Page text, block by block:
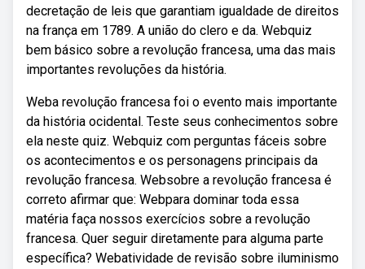
decretação de leis que garantiam igualdade de direitos
na frança em 1789. A união do clero e da. Webquiz
bem básico sobre a revolução francesa, uma das mais
importantes revoluções da história.
Weba revolução francesa foi o evento mais importante
da história ocidental. Teste seus conhecimentos sobre
ela neste quiz. Webquiz com perguntas fáceis sobre
os acontecimentos e os personagens principais da
revolução francesa. Websobre a revolução francesa é
correto afirmar que: Webpara dominar toda essa
matéria faça nossos exercícios sobre a revolução
francesa. Quer seguir diretamente para alguma parte
específica? Webatividade de revisão sobre iluminismo